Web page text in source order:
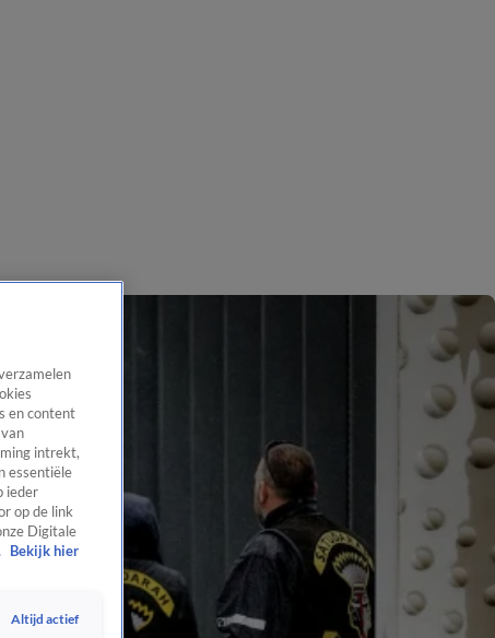
en content
intrekt,
essentiële
ieder
op de link
Digitale
Bekijk hier
Altijd actief